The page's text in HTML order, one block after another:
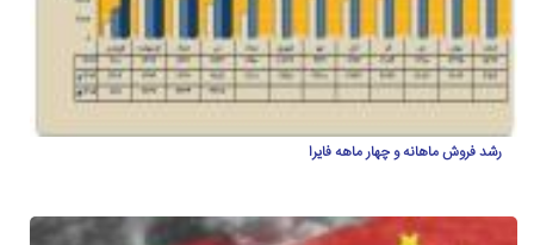
رشد فروش ماهانه و چهار ماهه فایرا